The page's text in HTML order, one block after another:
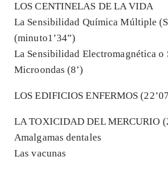
LOS CENTINELAS DE LA VIDA
La Sensibilidad Química Múltiple
(minuto1’34”)
La Sensibilidad Electromagnética o
Microondas (8’)
LOS EDIFICIOS ENFERMOS
LA TOXICIDAD DEL MERCURIO
Amalgamas dentales
Las vacunas